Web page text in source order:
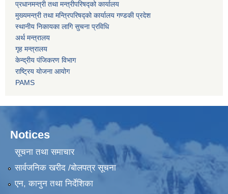
प्रधानमन्त्री तथा मन्त्रीपरिषद्को कार्यालय
मुख्यमन्त्री तथा मन्त्रिपरिषद्को कार्यालय गण्डकी प्रदेश
स्थानीय निकायका लागि सुचना प्रविधि
अर्थ मन्त्रालय
गृह मन्त्रालय
केन्द्रीय पंजिकरण विभाग
राष्ट्रिय योजना आयोग
PAMS
Notices
सूचना तथा समाचार
सार्वजनिक खरीद /बोलपत्र सूचना
एन, कानुन तथा निर्देशिका